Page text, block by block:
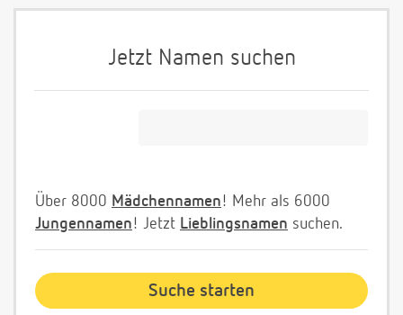
Jetzt Namen suchen
Über 8000 Mädchennamen! Mehr als 6000
Jungennamen! Jetzt Lieblingsnamen suchen.